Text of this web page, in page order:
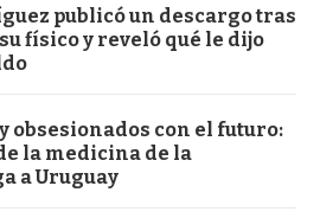
publicó un descargo tras
físico y reveló qué le dijo
obsesionados con el futuro:
la medicina de la
a Uruguay